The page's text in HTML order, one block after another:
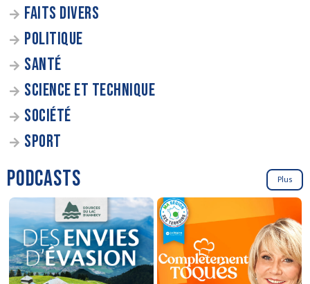
FAITS DIVERS
POLITIQUE
SANTÉ
SCIENCE ET TECHNIQUE
SOCIÉTÉ
SPORT
PODCASTS Plus